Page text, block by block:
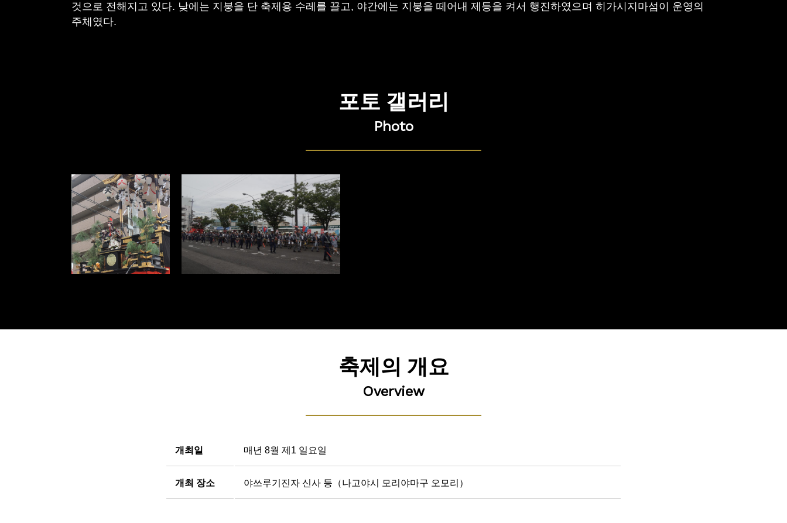
것으로 전해지고 있다. 낮에는 지붕을 단 축제용 수레를 끌고, 야간에는 지붕을 떼어내 제등을 켜서 행진하였으며 히가시지마섬이 운영의
주체였다.
포토 갤러리
Photo
축제의 개요
Overview
개최일 매년 8월 제1 일요일
개최 장소 야쓰루기진자 신사 등（나고야시 모리야마구 오모리）